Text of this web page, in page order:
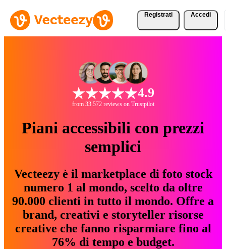
Registrati Accedi
4.9
from 33.572 reviews on Trustpilot
Piani accessibili con prezzi
semplici
Vecteezy è il marketplace di foto stock
numero 1 al mondo, scelto da oltre
90.000 clienti in tutto il mondo. Offre a
brand, creativi e storyteller risorse
creative che fanno risparmiare fino al
76% di tempo e budget.